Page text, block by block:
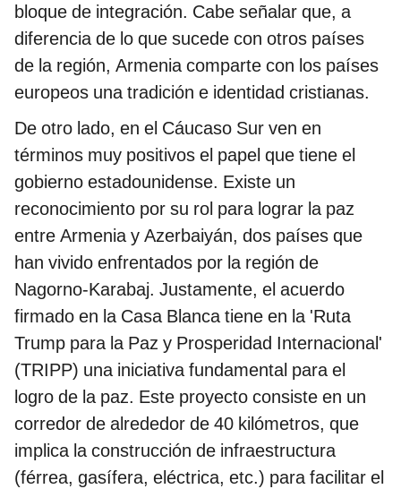
bloque de integración. Cabe señalar que, a
diferencia de lo que sucede con otros países
de la región, Armenia comparte con los países
europeos una tradición e identidad cristianas.
De otro lado, en el Cáucaso Sur ven en
términos muy positivos el papel que tiene el
gobierno estadounidense. Existe un
reconocimiento por su rol para lograr la paz
entre Armenia y Azerbaiyán, dos países que
han vivido enfrentados por la región de
Nagorno-Karabaj. Justamente, el acuerdo
firmado en la Casa Blanca tiene en la 'Ruta
Trump para la Paz y Prosperidad Internacional'
(TRIPP) una iniciativa fundamental para el
logro de la paz. Este proyecto consiste en un
corredor de alrededor de 40 kilómetros, que
implica la construcción de infraestructura
(férrea, gasífera, eléctrica, etc.) para facilitar el